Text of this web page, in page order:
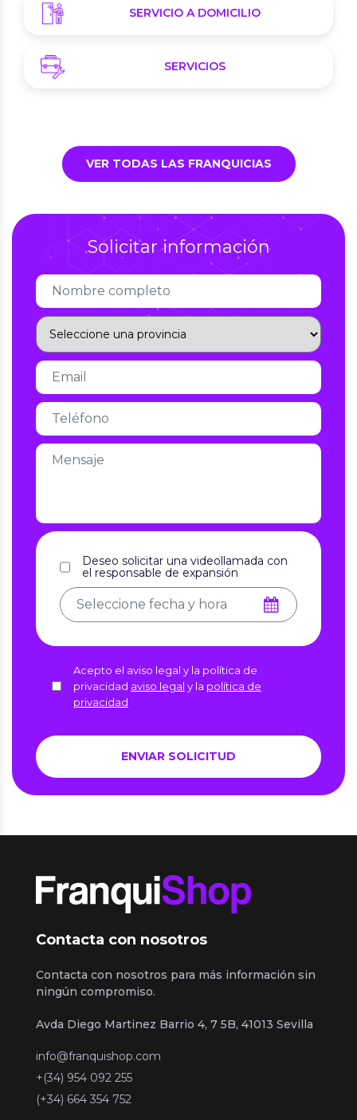
SERVICIO A DOMICILIO
SERVICIOS
VER TODAS LAS FRANQUICIAS
Solicitar información
Deseo solicitar una videollamada con
el responsable de expansión
Acepto el aviso legal y la política de
privacidad aviso legal y la política de
privacidad
Contacta con nosotros
Contacta con nosotros para más información sin
ningún compromiso.
Avda Diego Martinez Barrio 4, 7 5B, 41013 Sevilla
info@franquishop.com
+(34) 954 092 255
(+34) 664 354 752